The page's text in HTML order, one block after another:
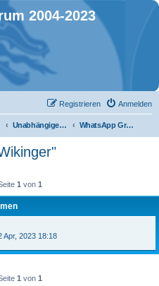
2004-2023
Anmelden
Registrieren
Unabhängige Schlauchbootgruppen WhatsApp Gruppe "Die Wikinger"
1 von 1
Apr, 2023 18:18
1 von 1